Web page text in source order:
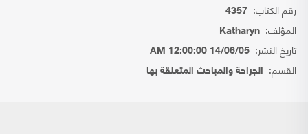
رقم الكتاب: 4357
المؤلف: Katharyn
تاريخ النشر: 14/06/05 12:00:00 AM
القسم: الجراحة والمباحث المتعلقة بها